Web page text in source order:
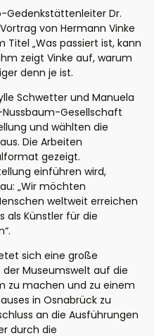
Gedenkstättenleiter Dr.
von Hermann Vinke
„Was passiert ist, kann
zeigt Vinke auf, warum
denn je ist.
Schwetter und Manuela
Nussbaum-Gesellschaft
und wählten die
Die Arbeiten
gezeigt.
einführen wird,
„Wir möchten
weltweit erreichen
als Künstler für die
“.
sich eine große
Museumswelt auf die
zu machen und zu einem
uses in Osnabrück zu
an die Ausführungen
durch die